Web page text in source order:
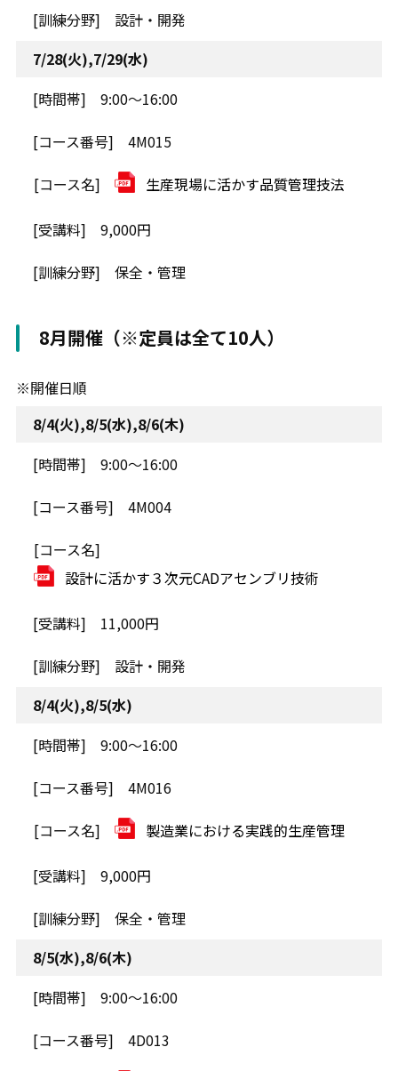
設計・開発
7/28(火),7/29(水)
9:00～16:00
4M015
生産現場に活かす品質管理技法
9,000円
保全・管理
8月開催（※定員は全て10人）
※開催日順
8/4(火),8/5(水),8/6(木)
9:00～16:00
4M004
設計に活かす３次元CADアセンブリ技術
11,000円
設計・開発
8/4(火),8/5(水)
9:00～16:00
4M016
製造業における実践的生産管理
9,000円
保全・管理
8/5(水),8/6(木)
9:00～16:00
4D013